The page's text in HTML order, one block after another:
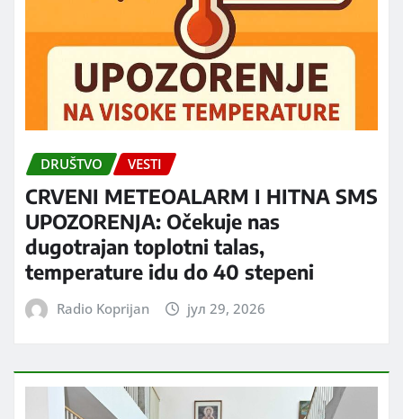
DRUŠTVO VESTI
CRVENI METEOALARM I HITNA SMS
UPOZORENJA: Očekuje nas
dugotrajan toplotni talas,
temperature idu do 40 stepeni
Radio Koprijan јул 29, 2026